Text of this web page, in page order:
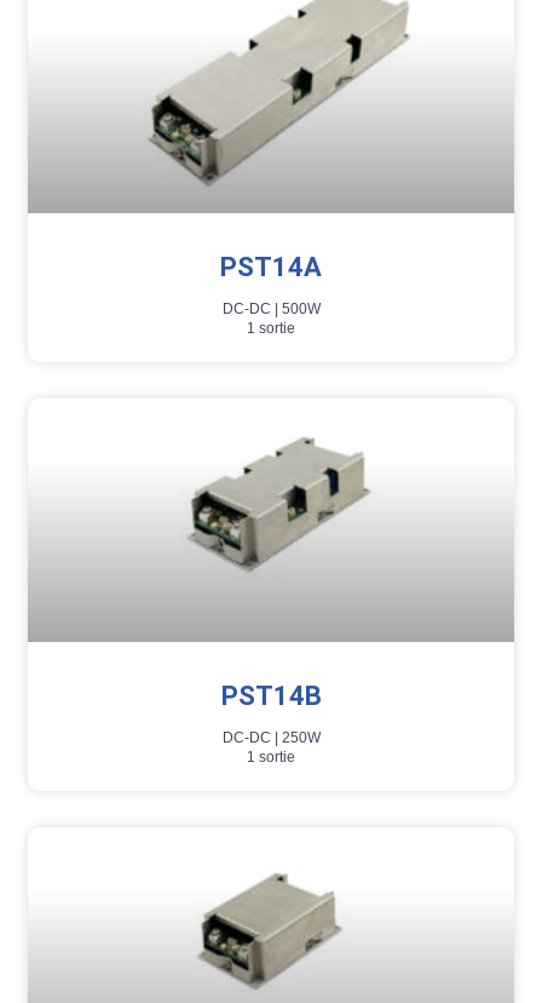
PST14A
DC-DC | 500W
1 sortie
PST14B
DC-DC | 250W
1 sortie